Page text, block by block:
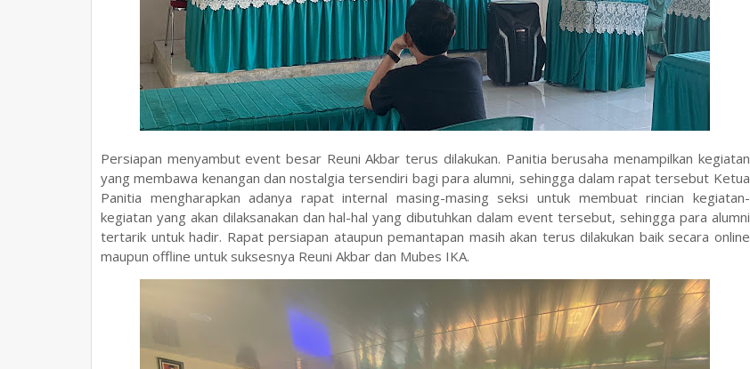
Persiapan menyambut event besar Reuni Akbar terus dilakukan. Panitia berusaha menampilkan kegiatan
yang membawa kenangan dan nostalgia tersendiri bagi para alumni, sehingga dalam rapat tersebut Ketua
Panitia mengharapkan adanya rapat internal masing-masing seksi untuk membuat rincian kegiatan-
kegiatan yang akan dilaksanakan dan hal-hal yang dibutuhkan dalam event tersebut, sehingga para alumni
tertarik untuk hadir. Rapat persiapan ataupun pemantapan masih akan terus dilakukan baik secara online
maupun offline untuk suksesnya Reuni Akbar dan Mubes IKA.